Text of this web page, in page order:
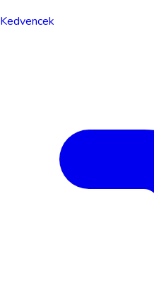
Kedvencek